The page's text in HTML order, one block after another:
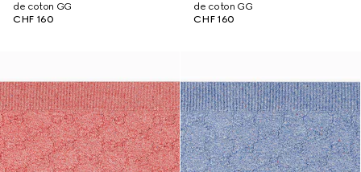
de coton GG
CHF 160
de coton GG
CHF 160